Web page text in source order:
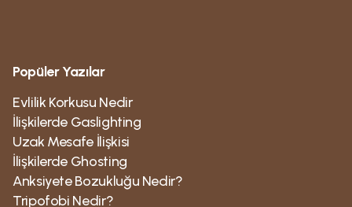
Popüler Yazılar
Evlilik Korkusu Nedir
İlişkilerde Gaslighting
Uzak Mesafe İlişkisi
İlişkilerde Ghosting
Anksiyete Bozukluğu Nedir?
Tripofobi Nedir?